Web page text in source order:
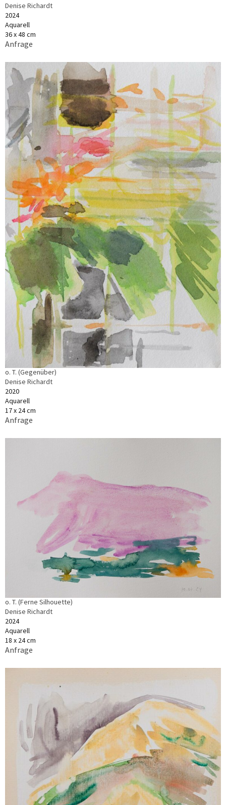
Denise Richardt
2024
Aquarell
36 x 48 cm
Anfrage
o. T. (Gegenüber)
Denise Richardt
2020
Aquarell
17 x 24 cm
Anfrage
o. T. (Ferne Silhouette)
Denise Richardt
2024
Aquarell
18 x 24 cm
Anfrage